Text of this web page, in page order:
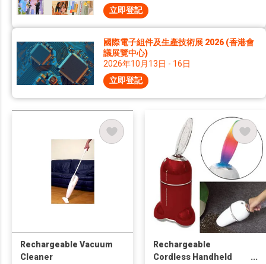
立即登記
國際電子組件及生產技術展 2026 (香港會
議展覽中心)
2026年10月13日 - 16日
立即登記
Rechargeable Vacuum
Cleaner
Rechargeable
Cordless Handheld